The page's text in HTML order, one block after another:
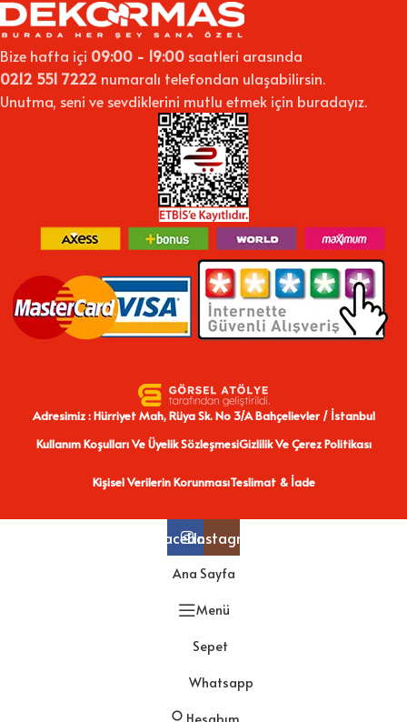
Bize hafta içi 09:00 - 19:00 saatleri arasında
0212 551 7222 numaralı telefondan ulaşabilirsin.
Unutma, seni ve sevdiklerini mutlu etmek için buradayız.
Adresimiz : Hürriyet Mah, Rüya Sk. No 3/A Bahçelievler / İstanbul
Kullanım Koşulları Ve Üyelik SözleşmesiGizlilik Ve Çerez Politikası
Kişisel Verilerin KorunmasıTeslimat & İade
FacebookInstagram
Ana Sayfa
Menü
Sepet
Whatsapp